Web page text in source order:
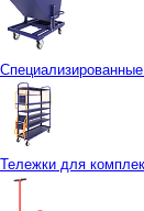
Тележки для